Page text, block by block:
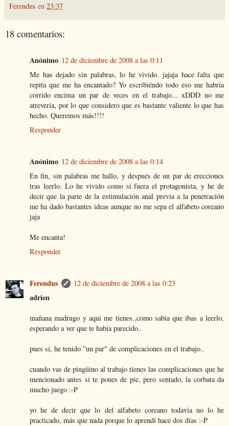
Ferendus en 23:37
18 comentarios:
Anónimo 12 de diciembre de 2008 a las 0:11
Me has dejado sin palabras, lo he vivido. jajaja hace falta que
repita que me ha encantado? Yo escribiéndo todo eso me habría
corrido encima un par de veces en el trabajo... xDDD no me
atrevería, por lo que considero que es bastante valiente lo que has
hecho. Queremos más!!!!
Responder
Anónimo 12 de diciembre de 2008 a las 0:14
En fin, sin palabras me hallo, y después de un par de erecciones
tras leerlo. Lo he vivido como si fuera el protagonista, y he de
decir que la parte de la estimulación anal previa a la penetración
me ha dado bastantes ideas aunque no me sepa el alfabeto coreano
jaja
Me encanta!
Responder
Ferendus 12 de diciembre de 2008 a las 0:23
adrien
mañana madrugo y aquí me tienes..como sabía que ibas a leerlo,
esperando a ver que te había parecido..
pues sí, he tenido "un par" de complicaciones en el trabajo..
cuando vas de pingüino al trabajo tienes las complicaciones que he
mencionado antes si te pones de pie, pero sentado, la corbata da
mucho juego :-P
yo he de decir que lo del alfabeto coreano todavía no lo he
practicado, más que nada porque lo aprendí hace dos días :-P